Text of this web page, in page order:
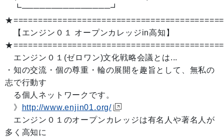
┗───────────────┛
【エンジン０１ オープンカレッジin高知】
エンジン０１(ゼロワン)文化戦略会議とは...
・知の交流・個の尊重・輪の展開を趣旨として、無私の
志で行動す
る個人ネットワークです。
》
http://www.enjin01.org/
エンジン０１のオープンカレッジは有名人や著名人が
多く高知に